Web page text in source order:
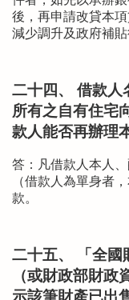
後，再申請改貸本
減少調升及政府補貼
二十四、 借款人
所有之自有住宅
款人能否再辦理
答：凡借款人本人
（借款人為單身者
款。
二十五、 「全國
（或財政部財
示該筆財產已出